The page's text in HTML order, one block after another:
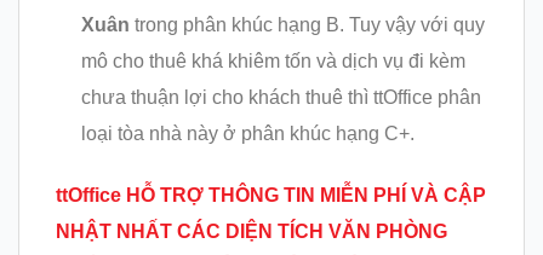
Xuân trong phân khúc hạng B. Tuy vậy với quy
mô cho thuê khá khiêm tốn và dịch vụ đi kèm
chưa thuận lợi cho khách thuê thì ttOffice phân
loại tòa nhà này ở phân khúc hạng C+.
ttOffice HỖ TRỢ THÔNG TIN MIỄN PHÍ VÀ CẬP
NHẬT NHẤT CÁC DIỆN TÍCH VĂN PHÒNG